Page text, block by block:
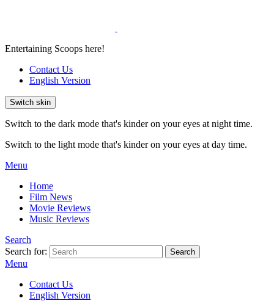
Entertaining Scoops here!
Contact Us
English Version
Switch skin
Switch to the dark mode that's kinder on your eyes at night time.
Switch to the light mode that's kinder on your eyes at day time.
Menu
Home
Film News
Movie Reviews
Music Reviews
Search
Search for:
Search
Menu
Contact Us
English Version